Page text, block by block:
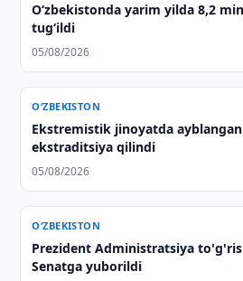
O‘zbekistonda yarim yilda 8,2
tug‘ildi
05/08/2026
O‘ZBEKISTON
Ekstremistik jinoyatda
ekstraditsiya qilindi
05/08/2026
O‘ZBEKISTON
Prezident Administratsiya
Senatga yuborildi